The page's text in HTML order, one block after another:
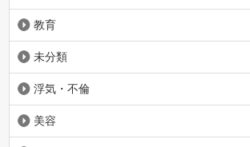
教育
未分類
浮気・不倫
美容